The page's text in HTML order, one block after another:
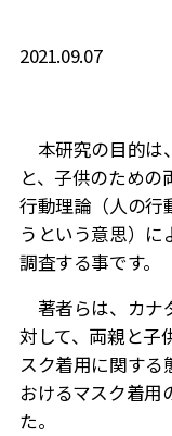
2021.09.07
本研究の目的は
と、子供のため
行動理論（人の行
うという意思）に
調査する事です。
著者らは、カナ
対して、両親と子
スク着用に関す
おけるマスク着用
た。